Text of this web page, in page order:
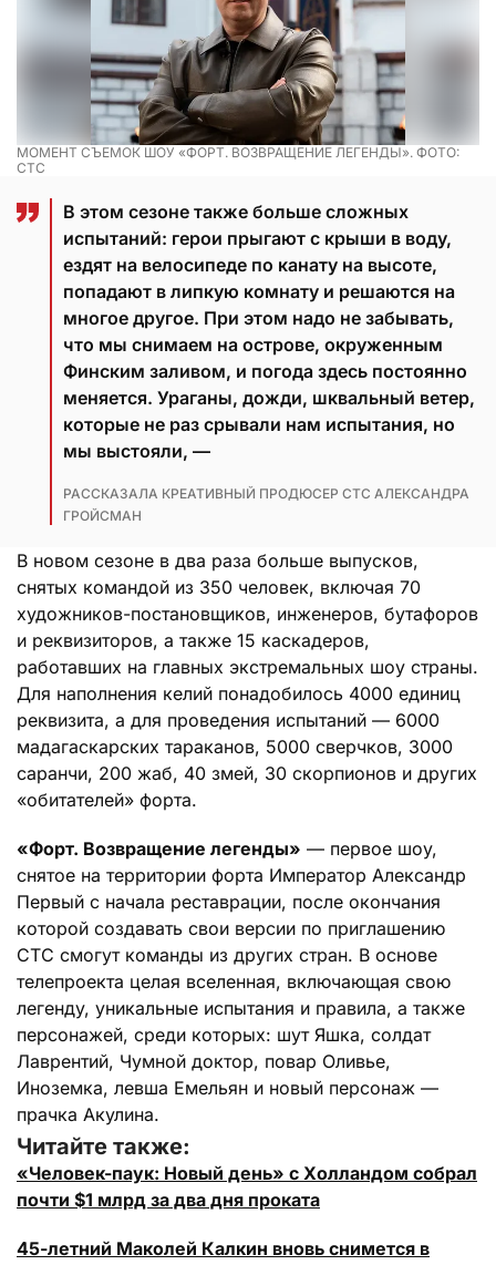
МОМЕНТ СЪЕМОК ШОУ «ФОРТ. ВОЗВРАЩЕНИЕ ЛЕГЕНДЫ». ФОТО:
СТС
В этом сезоне также больше сложных
испытаний: герои прыгают с крыши в воду,
ездят на велосипеде по канату на высоте,
попадают в липкую комнату и решаются на
многое другое. При этом надо не забывать,
что мы снимаем на острове, окруженным
Финским заливом, и погода здесь постоянно
меняется. Ураганы, дожди, шквальный ветер,
которые не раз срывали нам испытания, но
мы выстояли, —
РАССКАЗАЛА КРЕАТИВНЫЙ ПРОДЮСЕР СТС АЛЕКСАНДРА
ГРОЙСМАН
В новом сезоне в два раза больше выпусков,
снятых командой из 350 человек, включая 70
художников-постановщиков, инженеров, бутафоров
и реквизиторов, а также 15 каскадеров,
работавших на главных экстремальных шоу страны.
Для наполнения келий понадобилось 4000 единиц
реквизита, а для проведения испытаний — 6000
мадагаскарских тараканов, 5000 сверчков, 3000
саранчи, 200 жаб, 40 змей, 30 скорпионов и других
«обитателей» форта.
«Форт. Возвращение легенды» — первое шоу,
снятое на территории форта Император Александр
Первый с начала реставрации, после окончания
которой создавать свои версии по приглашению
СТС смогут команды из других стран. В основе
телепроекта целая вселенная, включающая свою
легенду, уникальные испытания и правила, а также
персонажей, среди которых: шут Яшка, солдат
Лаврентий, Чумной доктор, повар Оливье,
Иноземка, левша Емельян и новый персонаж —
прачка Акулина.
Читайте также:
«Человек-паук: Новый день» с Холландом собрал
почти $1 млрд за два дня проката
45-летний Маколей Калкин вновь снимется в